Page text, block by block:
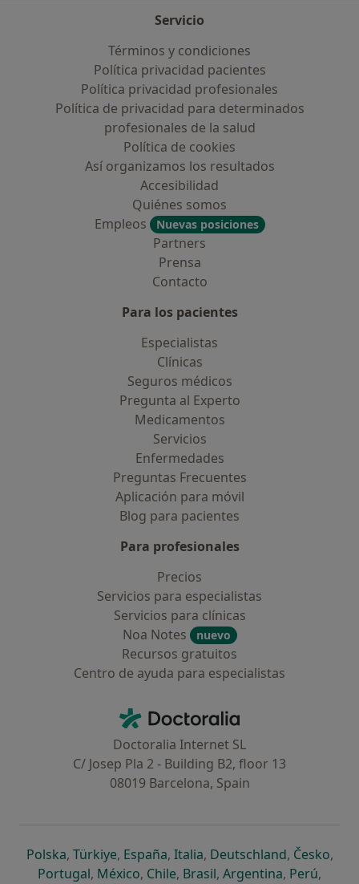
Servicio
Términos y condiciones
Política privacidad pacientes
Política privacidad profesionales
Política de privacidad para determinados
profesionales de la salud
Política de cookies
Así organizamos los resultados
Accesibilidad
Quiénes somos
Empleos
Nuevas posiciones
Partners
Prensa
Contacto
Para los pacientes
Especialistas
Clínicas
Seguros médicos
Pregunta al Experto
Medicamentos
Servicios
Enfermedades
Preguntas Frecuentes
Aplicación para móvil
Blog para pacientes
Para profesionales
Precios
Servicios para especialistas
Servicios para clínicas
Noa Notes
nuevo
Recursos gratuitos
Centro de ayuda para especialistas
Doctoralia - Página de inicio
Doctoralia Internet SL
C/ Josep Pla 2 - Building B2, floor 13
08019 Barcelona, Spain
Polskase abre en una nueva pestaña
, Türkiyese abre en una nueva pestaña
, Españase abre en una nueva pestaña
, Italiase abre en una nueva
, Deutschlandse abre en
, Českose
,
Portugalse abre en una nueva pestaña
, Méxicose abre en una nueva pestaña
, Chilese abre en una nueva pestaña
, Brasilse abre en una nueva
, Argentinase abre en
, Perúse
,